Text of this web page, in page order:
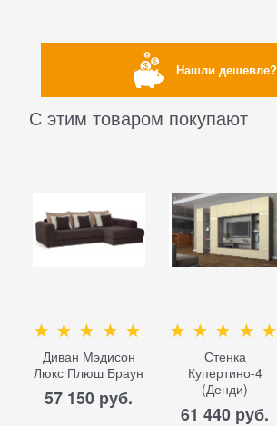
Нашли дешевле?
С этим товаром покупают
Диван Мэдисон
Люкс Плюш Браун
57 150 руб.
Стенка
Купертино-4
(Денди)
61 440 руб.